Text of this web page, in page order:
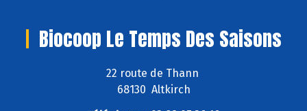
Biocoop Le Temps Des Saisons
22 route de Thann
68130 Altkirch